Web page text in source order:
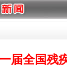
届全国残